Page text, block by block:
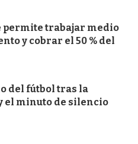
permite trabajar medio
y cobrar el 50 % del
del fútbol tras la
el minuto de silencio